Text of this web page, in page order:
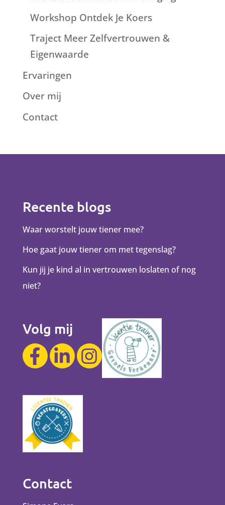
Workshop Ontdek Je Koers
Traject Meer Zelfvertrouwen &
Eigenwaarde
Ervaringen
Over mij
Contact
Recente blogs
Waar worstelt jouw tiener mee?
Hoe gaat jouw tiener om met tegenslag?
Kun jij je kind al in vertrouwen loslaten of nog
niet?
Volg mij
Contact